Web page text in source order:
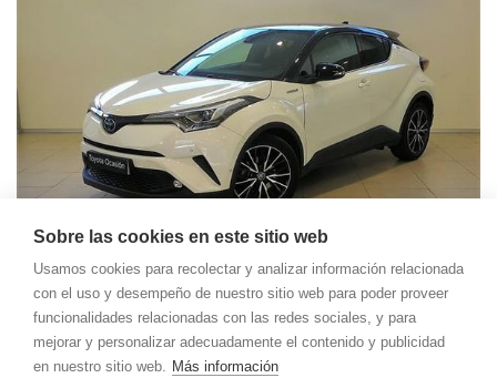
Toyota C-HR
5P ADVANCE 125H e-CVT
19.990 €
286,14 €
41.560Kms | 2018 | Automático | Híbrido |
Vigo (Pontevedra)
Sobre las cookies en este sitio web
Usamos cookies para recolectar y analizar información relacionada
con el uso y desempeño de nuestro sitio web para poder proveer
funcionalidades relacionadas con las redes sociales, y para
mejorar y personalizar adecuadamente el contenido y publicidad
en nuestro sitio web. Más información